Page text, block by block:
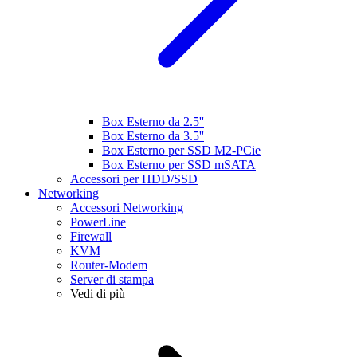
Box Esterno da 2.5''
Box Esterno da 3.5''
Box Esterno per SSD M2-PCie
Box Esterno per SSD mSATA
Accessori per HDD/SSD
Networking
Accessori Networking
PowerLine
Firewall
KVM
Router-Modem
Server di stampa
Vedi di più